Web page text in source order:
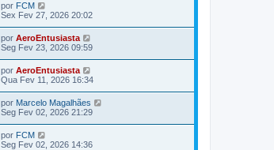
por FCM
Sex Fev 27, 2026 20:02
por AeroEntusiasta
Seg Fev 23, 2026 09:59
por AeroEntusiasta
Qua Fev 11, 2026 16:34
por Marcelo Magalhães
Seg Fev 02, 2026 21:29
por FCM
Seg Fev 02, 2026 14:36